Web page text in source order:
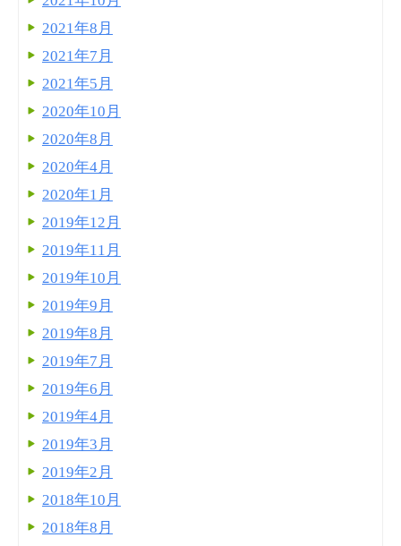
2021年8月
2021年7月
2021年5月
2020年10月
2020年8月
2020年4月
2020年1月
2019年12月
2019年11月
2019年10月
2019年9月
2019年8月
2019年7月
2019年6月
2019年4月
2019年3月
2019年2月
2018年10月
2018年8月